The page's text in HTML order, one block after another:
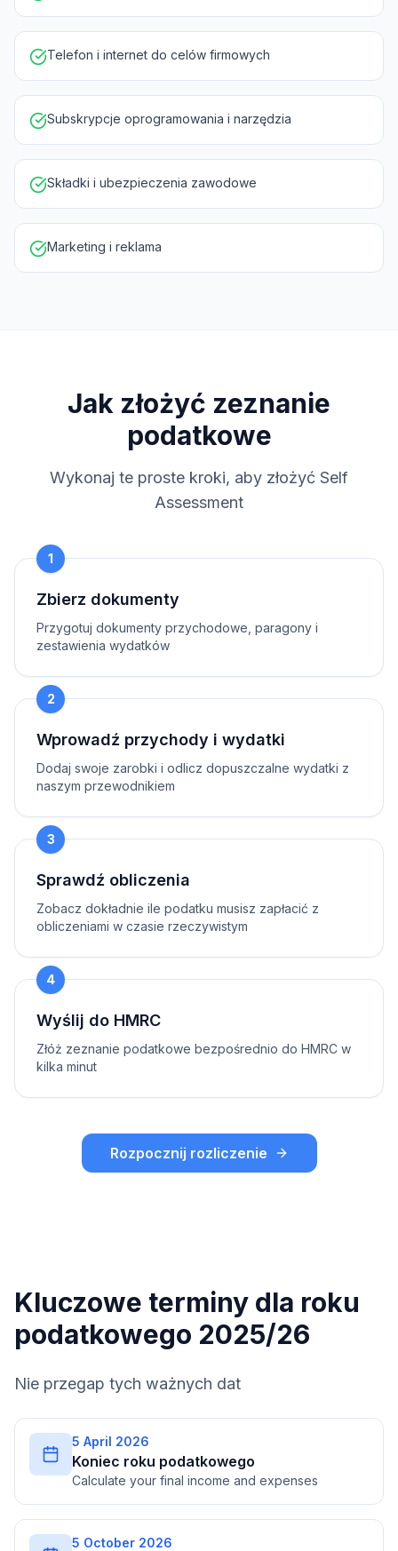
Telefon i internet do celów firmowych
Subskrypcje oprogramowania i narzędzia
Składki i ubezpieczenia zawodowe
Marketing i reklama
Jak złożyć zeznanie
podatkowe
Wykonaj te proste kroki, aby złożyć Self
Assessment
1
Zbierz dokumenty
Przygotuj dokumenty przychodowe, paragony i
zestawienia wydatków
2
Wprowadź przychody i wydatki
Dodaj swoje zarobki i odlicz dopuszczalne wydatki z
naszym przewodnikiem
3
Sprawdź obliczenia
Zobacz dokładnie ile podatku musisz zapłacić z
obliczeniami w czasie rzeczywistym
4
Wyślij do HMRC
Złóż zeznanie podatkowe bezpośrednio do HMRC w
kilka minut
Rozpocznij rozliczenie
Kluczowe terminy dla roku
podatkowego 2025/26
Nie przegap tych ważnych dat
5 April 2026
Koniec roku podatkowego
Calculate your final income and expenses
5 October 2026